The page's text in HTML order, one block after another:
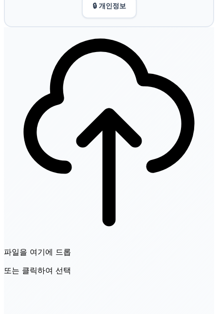
🔒 개인정보
파일을 여기에 드롭
또는 클릭하여 선택